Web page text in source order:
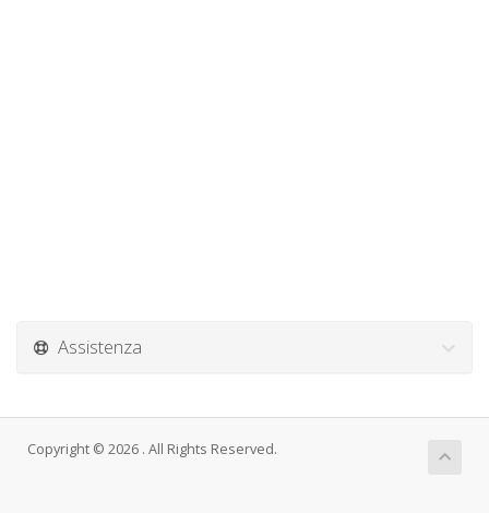
Assistenza
Copyright © 2026 . All Rights Reserved.